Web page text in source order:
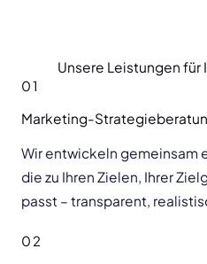
Unsere Leistungen für
01
Marketing-
Wir entwickeln gemeinsam
die zu Ihren Zielen, Ihrer
passt – transparent,
02